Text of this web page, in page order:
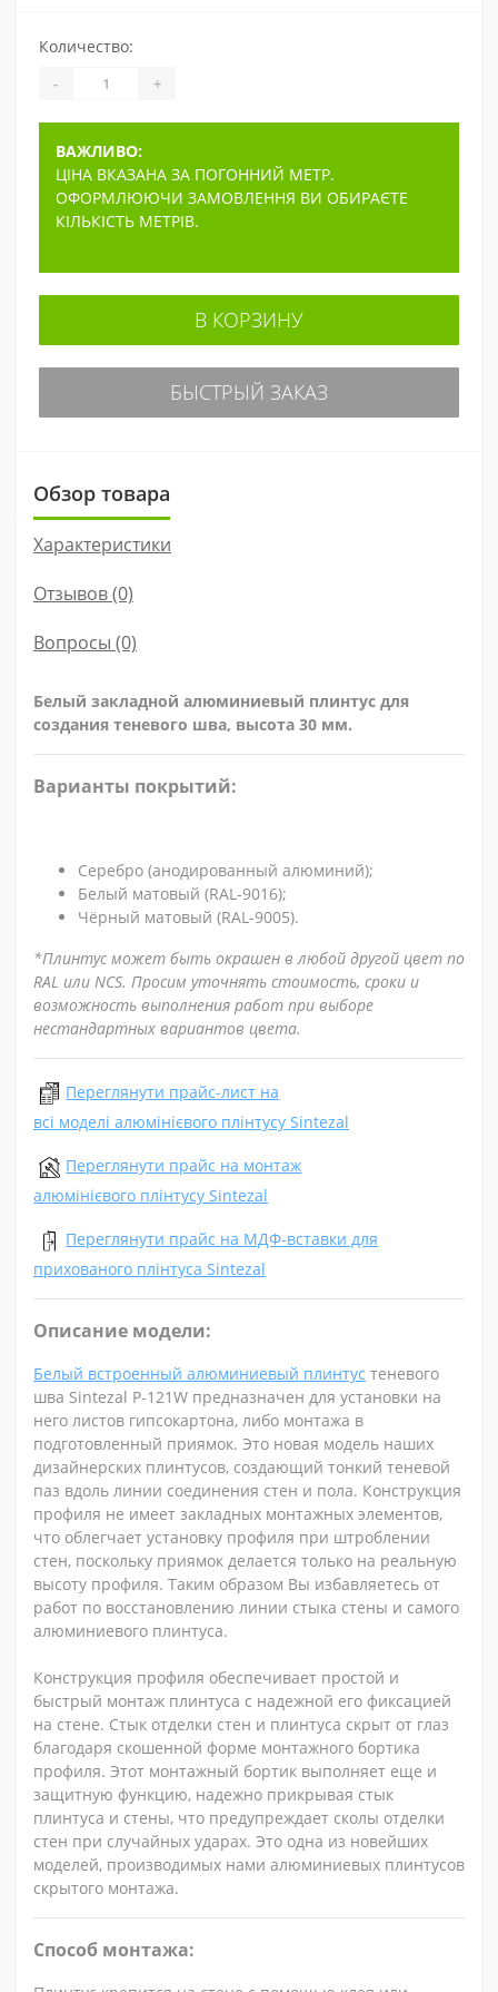
Количество:
- +
ВАЖЛИВО:
ЦІНА ВКАЗАНА ЗА ПОГОННИЙ МЕТР.
ОФОРМЛЮЮЧИ ЗАМОВЛЕННЯ ВИ ОБИРАЄТЕ
КІЛЬКІСТЬ МЕТРІВ.
В КОРЗИНУ
БЫСТРЫЙ ЗАКАЗ
Обзор товара
Характеристики
Отзывов (0)
Вопросы (0)
Белый закладной алюминиевый плинтус для
создания теневого шва, высота 30 мм.
Варианты покрытий:
Серебро (анодированный алюминий);
Белый матовый (RAL-9016);
Чёрный матовый (RAL-9005).
*Плинтус может быть окрашен в любой другой цвет по
RAL или NCS. Просим уточнять стоимость, сроки и
возможность выполнения работ при выборе
нестандартных вариантов цвета.
Переглянути прайс-лист на
всі моделі алюмінієвого плінтусу Sintezal
Переглянути прайс на монтаж
алюмінієвого плінтусу Sintezal
Переглянути прайс на МДФ-вставки для
прихованого плінтуса Sintezal
Описание модели:
Белый встроенный алюминиевый плинтус теневого
шва Sintezal P-121W предназначен для установки на
него листов гипсокартона, либо монтажа в
подготовленный приямок. Это новая модель наших
дизайнерских плинтусов, создающий тонкий теневой
паз вдоль линии соединения стен и пола. Конструкция
профиля не имеет закладных монтажных элементов,
что облегчает установку профиля при штроблении
стен, поскольку приямок делается только на реальную
высоту профиля. Таким образом Вы избавляетесь от
работ по восстановлению линии стыка стены и самого
алюминиевого плинтуса.
Конструкция профиля обеспечивает простой и
быстрый монтаж плинтуса с надежной его фиксацией
на стене. Стык отделки стен и плинтуса скрыт от глаз
благодаря скошенной форме монтажного бортика
профиля. Этот монтажный бортик выполняет еще и
защитную функцию, надежно прикрывая стык
плинтуса и стены, что предупреждает сколы отделки
стен при случайных ударах. Это одна из новейших
моделей, производимых нами алюминиевых плинтусов
скрытого монтажа.
Способ монтажа: